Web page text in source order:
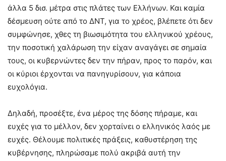
άλλα 5 δισ. μέτρα στις πλάτες των Ελλήνων. Και καμία
δέσμευση ούτε από το ΔΝΤ, για το χρέος, βλέπετε ότι δεν
συμφώνησε, χθες τη βιωσιμότητα του ελληνικού χρέους,
την ποσοτική χαλάρωση την είχαν αναγάγει σε σημαία
τους, οι κυβερνώντες δεν την πήραν, προς το παρόν, και
οι κύριοι έρχονται να πανηγυρίσουν, για κάποια
ευχολόγια.
Δηλαδή, προσέξτε, ένα μέρος της δόσης πήραμε, και
ευχές για το μέλλον, δεν χορταίνει ο ελληνικός λαός με
ευχές. Θέλουμε πολιτικές πράξεις, καθυστέρηση της
κυβέρνησης, πληρώσαμε πολύ ακριβά αυτή την